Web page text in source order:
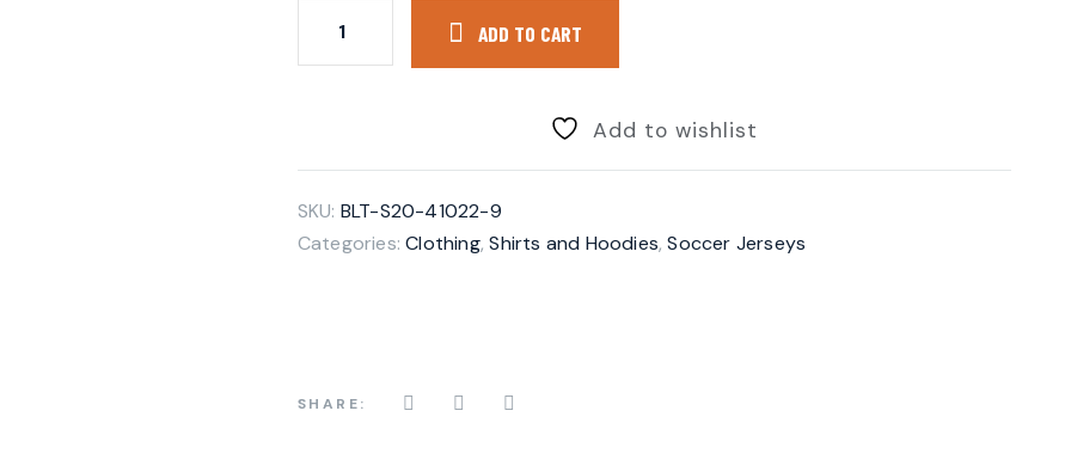
ADD TO CART
Add to wishlist
SKU: BLT-S20-41022-9
Categories:Clothing,Shirts and Hoodies,Soccer Jerseys
SHARE: